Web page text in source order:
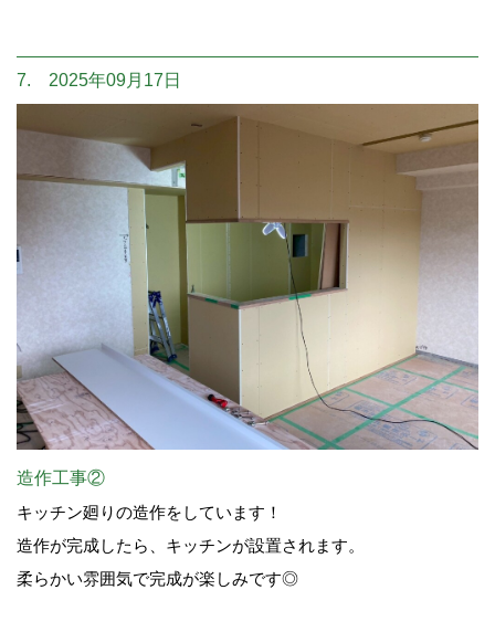
7. 2025年09月17日
造作工事②
キッチン廻りの造作をしています！
造作が完成したら、キッチンが設置されます。
柔らかい雰囲気で完成が楽しみです◎